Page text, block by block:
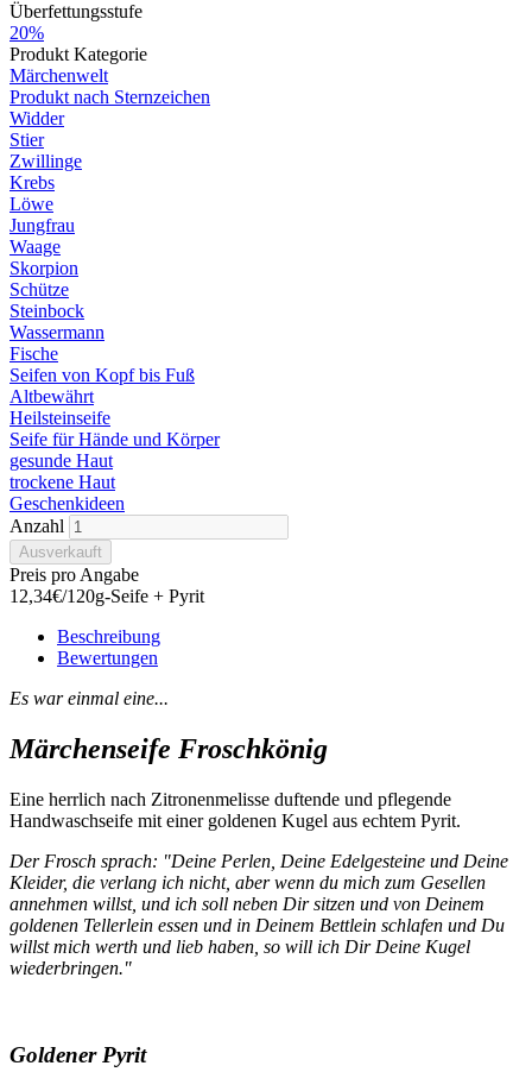
Überfettungsstufe
20%
Produkt Kategorie
Märchenwelt
Produkt nach Sternzeichen
Widder
Stier
Zwillinge
Krebs
Löwe
Jungfrau
Waage
Skorpion
Schütze
Steinbock
Wassermann
Fische
Seifen von Kopf bis Fuß
Altbewährt
Heilsteinseife
Seife für Hände und Körper
gesunde Haut
trockene Haut
Geschenkideen
Anzahl
Preis pro Angabe
12,34€/120g-Seife + Pyrit
Beschreibung
Bewertungen
Es war einmal eine...
Märchenseife Froschkönig
Eine herrlich nach Zitronenmelisse duftende und pflegende
Handwaschseife mit einer goldenen Kugel aus echtem Pyrit.
Der Frosch sprach: "Deine Perlen, Deine Edelgesteine und Deine
Kleider, die verlang ich nicht, aber wenn du mich zum Gesellen
annehmen willst, und ich soll neben Dir sitzen und von Deinem
goldenen Tellerlein essen und in Deinem Bettlein schlafen und Du
willst mich werth und lieb haben, so will ich Dir Deine Kugel
wiederbringen."
Goldener Pyrit